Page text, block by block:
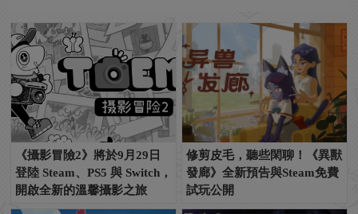
《攝影冒險2》將於9月29日
登陸 Steam、PS5 與 Switch，
開啟全新的溫馨攝影之旅
修剪皮毛，聽些閑聊！《異獸
發廊》全新預告與Steam免費
試玩公開